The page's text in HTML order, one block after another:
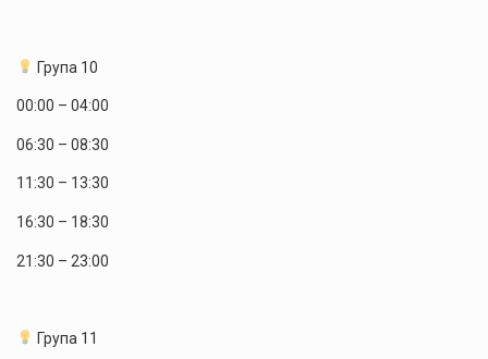
Група 10
00:00 – 04:00
06:30 – 08:30
11:30 – 13:30
16:30 – 18:30
21:30 – 23:00
Група 11